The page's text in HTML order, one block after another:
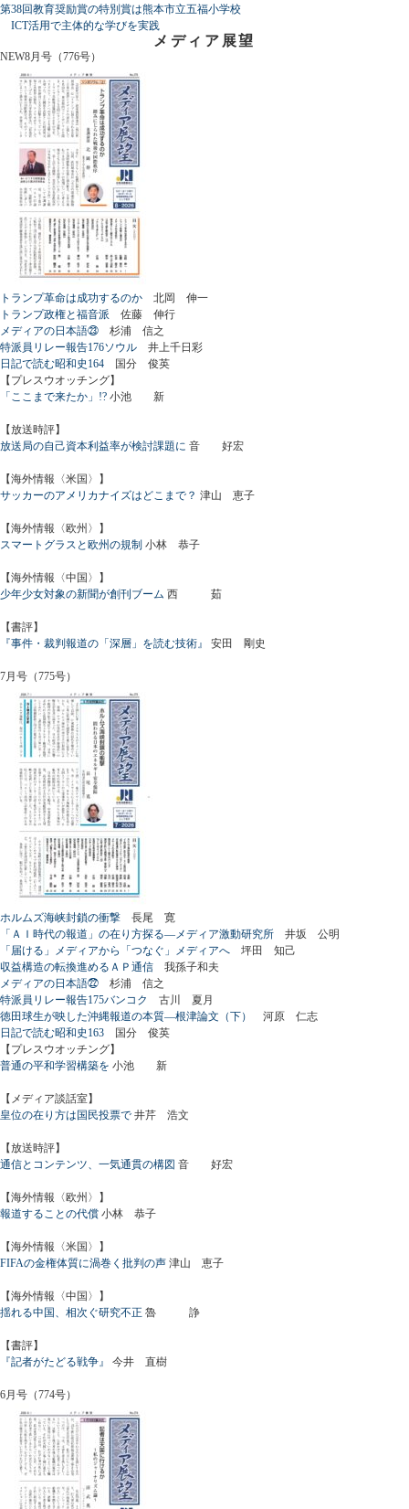
第38回教育奨励賞の特別賞は熊本市立五福小学校
ICT活用で主体的な学びを実践
メディア展望
NEW8月号（776号）
トランプ革命は成功するのか 北岡 伸一
トランプ政権と福音派 佐藤 伸行
メディアの日本語㉓ 杉浦 信之
特派員リレー報告176ソウル 井上千日彩
日記で読む昭和史164 国分 俊英
【プレスウオッチング】
「ここまで来たか」!? 小池 新
【放送時評】
放送局の自己資本利益率が検討課題に 音 好宏
【海外情報〈米国〉】
サッカーのアメリカナイズはどこまで？ 津山 恵子
【海外情報〈欧州〉】
スマートグラスと欧州の規制 小林 恭子
【海外情報〈中国〉】
少年少女対象の新聞が創刊ブーム 西 茹
【書評】
『事件・裁判報道の「深層」を読む技術』
安田 剛史
7月号（775号）
ホルムズ海峡封鎖の衝撃 長尾 寛
「ＡＩ時代の報道」の在り方探る―メディア激動研究所 井坂 公明
「届ける」メディアから「つなぐ」メディアへ 坪田 知己
収益構造の転換進めるＡＰ通信 我孫子和夫
メディアの日本語㉒ 杉浦 信之
特派員リレー報告175バンコク
古川 夏月
徳田球生が映した沖縄報道の本質―根津論文（下）
河原 仁志
日記で読む昭和史163 国分 俊英
【プレスウオッチング】
普通の平和学習構築を 小池 新
【メディア談話室】
皇位の在り方は国民投票で 井芹 浩文
【放送時評】
通信とコンテンツ、一気通貫の構図 音 好宏
【海外情報〈欧州〉】
報道することの代償 小林 恭子
【海外情報〈米国〉】
FIFAの金権体質に渦巻く批判の声 津山 恵子
【海外情報〈中国〉】
揺れる中国、相次ぐ研究不正 魯 諍
【書評】
『記者がたどる戦争』
今井 直樹
6月号（774号）